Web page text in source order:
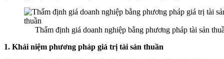
Thẩm định giá doanh nghiệp bằng phương pháp tài sản
1. Khái niệm phương pháp giá trị tài sản thuần